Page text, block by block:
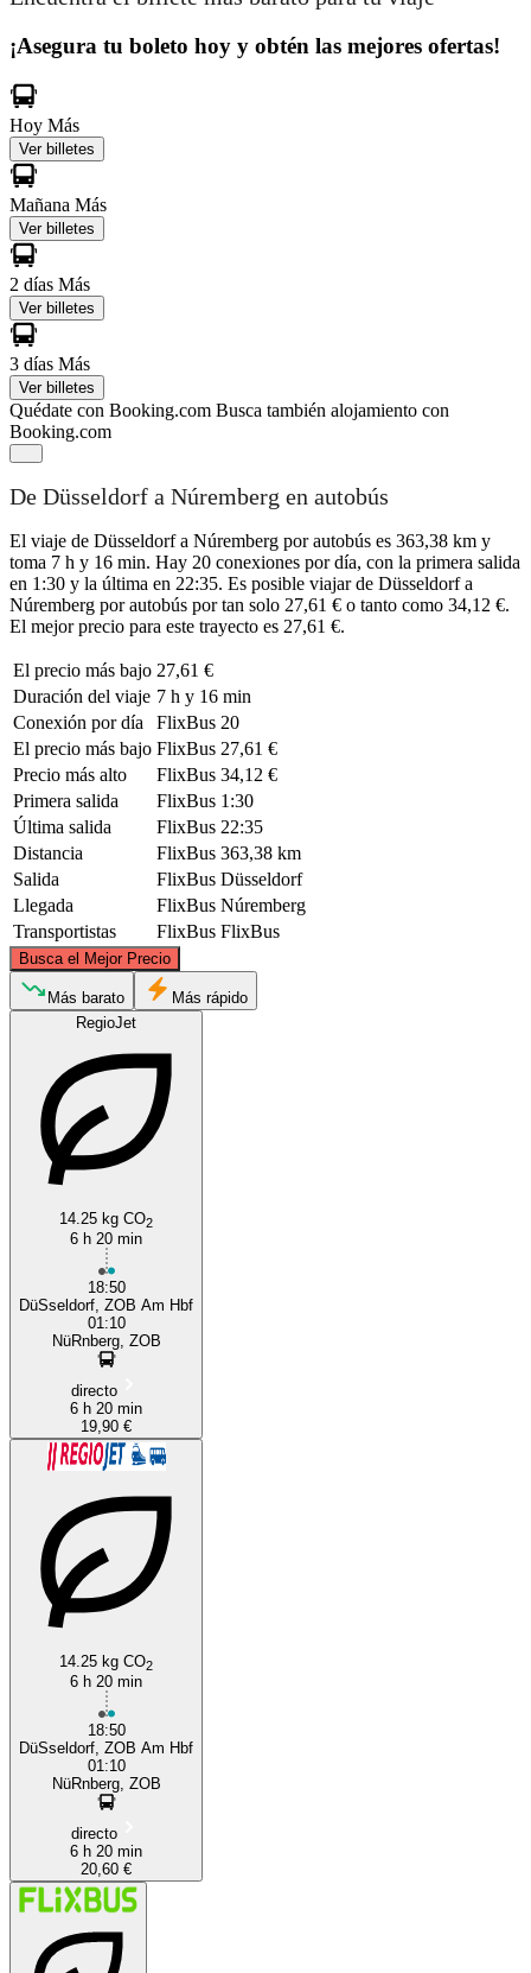
¡Asegura tu boleto hoy y obtén las mejores ofertas!
Hoy Más
Ver billetes
Mañana Más
Ver billetes
2 días Más
Ver billetes
3 días Más
Ver billetes
Quédate con Booking.com Busca también alojamiento con
Booking.com
De Düsseldorf a Núremberg en autobús
El viaje de Düsseldorf a Núremberg por autobús es 363,38 km y
toma 7 h y 16 min. Hay 20 conexiones por día, con la primera salida
en 1:30 y la última en 22:35. Es posible viajar de Düsseldorf a
Núremberg por autobús por tan solo 27,61 € o tanto como 34,12 €.
El mejor precio para este trayecto es 27,61 €.
El precio más bajo 27,61 €
Duración del viaje 7 h y 16 min
Conexión por día
FlixBus 20
El precio más bajo FlixBus 27,61 €
Precio más alto
FlixBus 34,12 €
Primera salida
FlixBus 1:30
Última salida
FlixBus 22:35
Distancia
FlixBus 363,38 km
Salida
FlixBus Düsseldorf
Llegada
FlixBus Núremberg
Transportistas
FlixBus FlixBus
Busca el Mejor Precio
Düsseldorf
©
Más barato
Más rápido
RegioJet
14.25 kg CO2
6 h 20 min
18:50
DüSseldorf, ZOB Am Hbf
01:10
NüRnberg, ZOB
directo
6 h 20 min
19,90 €
14.25 kg CO2
6 h 20 min
18:50
DüSseldorf, ZOB Am Hbf
01:10
NüRnberg, ZOB
directo
6 h 20 min
20,60 €